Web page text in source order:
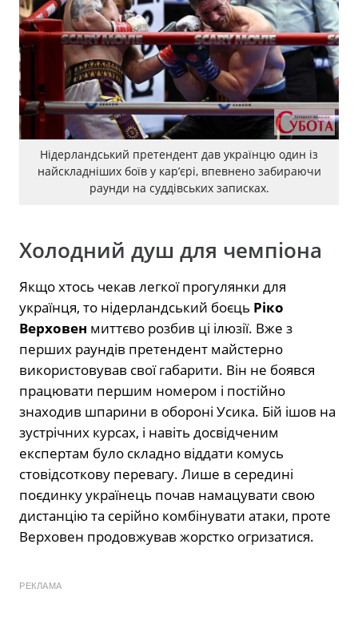
Нідерландський претендент дав українцю один із
найскладніших боїв у кар’єрі, впевнено забираючи
раунди на суддівських записках.
Холодний душ для чемпіона
Якщо хтось чекав легкої прогулянки для
українця, то нідерландський боєць Ріко
Верховен миттєво розбив ці ілюзії. Вже з
перших раундів претендент майстерно
використовував свої габарити. Він не боявся
працювати першим номером і постійно
знаходив шпарини в обороні Усика. Бій ішов на
зустрічних курсах, і навіть досвідченим
експертам було складно віддати комусь
стовідсоткову перевагу. Лише в середині
поєдинку українець почав намацувати свою
дистанцію та серійно комбінувати атаки, проте
Верховен продовжував жорстко огризатися.
РЕКЛАМА